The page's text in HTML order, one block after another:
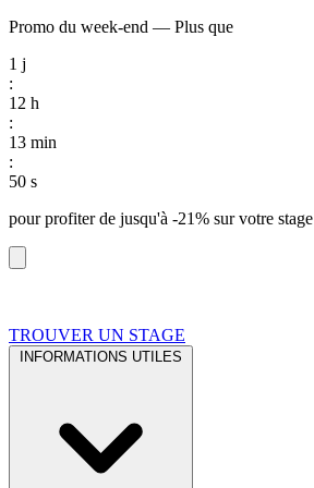
Promo du week-end — Plus que
1 j
:
12 h
:
13 min
:
49 s
pour profiter de jusqu'à -21% sur votre stage
TROUVER UN STAGE
INFORMATIONS UTILES